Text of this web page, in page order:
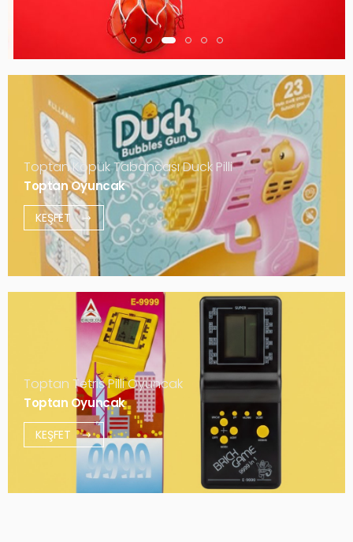
Toptan Köpük Tabancası Duck Pilli
Toptan Oyuncak
KEŞFET
Toptan Tetris Pilli Oyuncak
Toptan Oyuncak
KEŞFET